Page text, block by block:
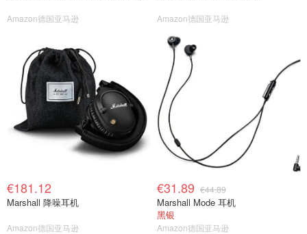
Amazon德国亚马逊 Amazon德国亚马逊
€181.12
Marshall 降噪耳机
Amazon德国亚马逊
€31.89 €44.89
Marshall Mode 耳机
黑银
Amazon德国亚马逊